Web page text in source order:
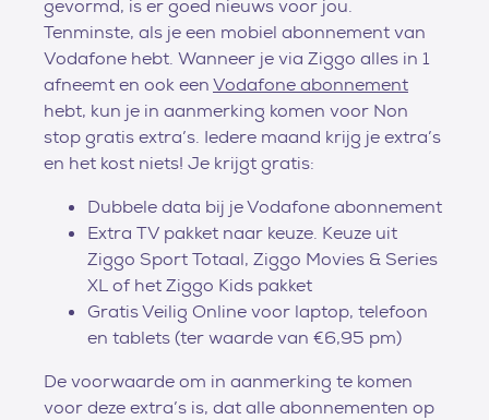
gevormd, is er goed nieuws voor jou.
Tenminste, als je een mobiel abonnement van
Vodafone hebt. Wanneer je via Ziggo alles in 1
afneemt en ook eenVodafone abonnement
hebt, kun je in aanmerking komen voor Non
stop gratis extra’s. Iedere maand krijg je extra’s
en het kost niets! Je krijgt gratis:
Dubbele data bij je Vodafone abonnement
Extra TV pakket naar keuze. Keuze uit
Ziggo Sport Totaal, Ziggo Movies & Series
XL of het Ziggo Kids pakket
Gratis Veilig Online voor laptop, telefoon
en tablets (ter waarde van €6,95 pm)
De voorwaarde om in aanmerking te komen
voor deze extra’s is, dat alle abonnementen op